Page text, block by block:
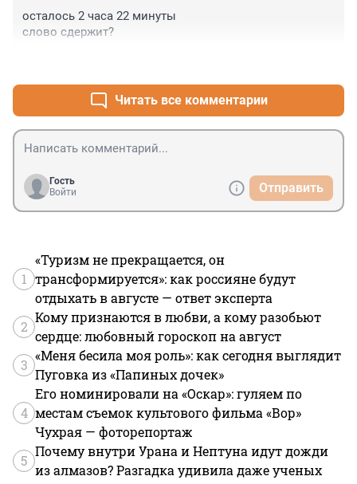
осталось 2 часа 22 минуты
слово сдержит?
Читать все комментарии
Гость
Войти
Отправить
1
«Туризм не прекращается, он
трансформируется»: как россияне будут
отдыхать в августе — ответ эксперта
2
Кому признаются в любви, а кому разобьют
сердце: любовный гороскоп на август
3
«Меня бесила моя роль»: как сегодня выглядит
Пуговка из «Папиных дочек»
4
Его номинировали на «Оскар»: гуляем по
местам съемок культового фильма «Вор»
Чухрая — фоторепортаж
5
Почему внутри Урана и Нептуна идут дожди
из алмазов? Разгадка удивила даже ученых